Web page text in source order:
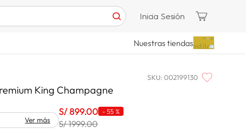
Inicia Sesión
Nuestras tiendas
SKU: 002199130
King Champagne
Ver más
S/899.00 -55 %
S/ 1999.00